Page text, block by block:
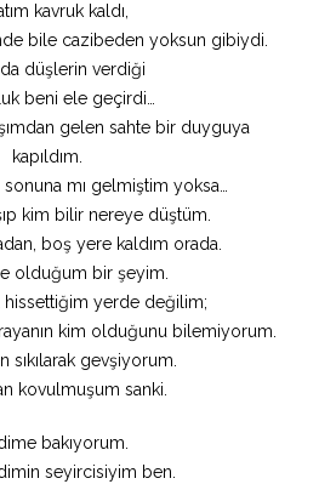
kavruk kaldı,
bile cazibeden yoksun gibiydi.
düşlerin verdiği
beni ele geçirdi…
gelen sahte bir duyguya
kapıldım.
mı gelmiştim yoksa…
kim bilir nereye düştüm.
boş yere kaldım orada.
olduğum bir şeyim.
yerde değilim;
kim olduğunu bilemiyorum.
sıkılarak gevşiyorum.
kovulmuşum sanki.
bakıyorum.
seyircisiyim ben.